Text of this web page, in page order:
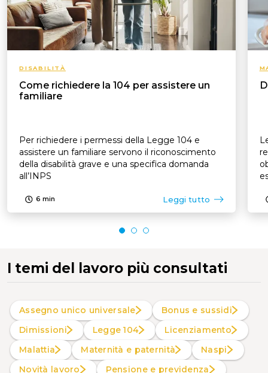
DISABILITÀ
Come richiedere la 104 per assistere un
familiare
Per richiedere i permessi della Legge 104 e
assistere un familiare servono il riconoscimento
della disabilità grave e una specifica domanda
all’INPS
6 min Leggi tutto
I temi del lavoro più consultati
Assegno unico universale
Bonus e sussidi
Dimissioni
Legge 104
Licenziamento
Malattia
Maternità e paternità
Naspi
Novità lavoro
Pensione e previdenza